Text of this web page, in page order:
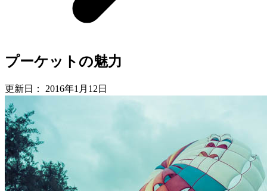
プーケットの魅力
更新日： 2016年1月12日